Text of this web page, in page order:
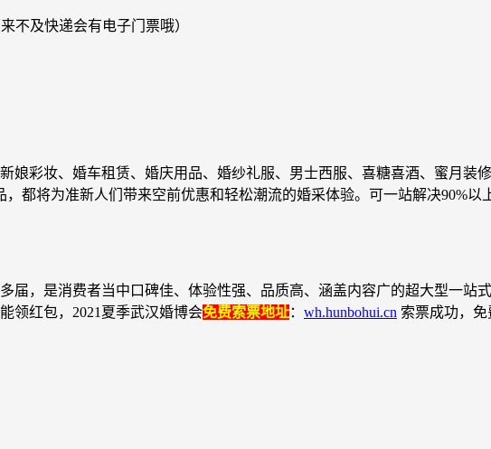
不及快递会有电子门票哦）
娘彩妆、婚车租赁、婚庆用品、婚纱礼服、男士西服、喜糖喜酒、蜜月装
都将为准新人们带来空前优惠和轻松潮流的婚采体验。可一站解决90%
，是消费者当中口碑佳、体验性强、品质高、涵盖内容广的超大型一站
领红包，2021夏季武汉婚博会免费索票地址： wh.hunbohui.cn 索票成功，